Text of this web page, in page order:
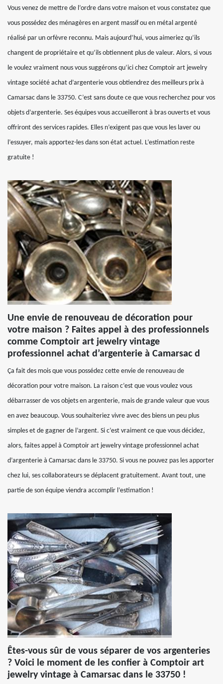
Vous venez de mettre de l’ordre dans votre maison et vous constatez que
vous possédez des ménagères en argent massif ou en métal argenté
réalisé par un orfèvre reconnu. Mais aujourd’hui, vous aimeriez qu’ils
changent de propriétaire et qu’ils obtiennent plus de valeur. Alors, si vous
le voulez vraiment nous vous suggérons qu’ici chez Comptoir art jewelry
vintage société achat d’argenterie vous obtiendrez des meilleurs prix à
Camarsac dans le 33750. C’est sans doute ce que vous recherchez pour vos
objets d’argenterie. Ses équipes vous accueilleront à bras ouverts et vous
offriront des services rapides. Elles n’exigent pas que vous les laver ou
l’essuyer, mais apportez-les dans son état actuel. L’estimation reste
gratuite !
Une envie de renouveau de décoration pour
votre maison ? Faites appel à des professionnels
comme Comptoir art jewelry vintage
professionnel achat d’argenterie à Camarsac d
Ça fait des mois que vous possédez cette envie de renouveau de
décoration pour votre maison. La raison c’est que vous voulez vous
débarrasser de vos objets en argenterie, mais de grande valeur que vous
en avez beaucoup. Vous souhaiteriez vivre avec des biens un peu plus
simples et de gagner de l’argent. Si c’est vraiment ce que vous décidez,
alors, faites appel à Comptoir art jewelry vintage professionnel achat
d’argenterie à Camarsac dans le 33750. Si vous ne pouvez pas les apporter
chez lui, ses collaborateurs se déplacent gratuitement. Avant tout, une
partie de son équipe viendra accomplir l’estimation !
Êtes-vous sûr de vous séparer de vos argenteries
? Voici le moment de les confier à Comptoir art
jewelry vintage à Camarsac dans le 33750 !